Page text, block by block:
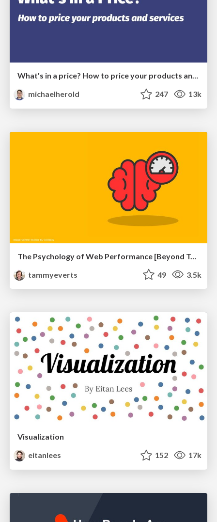
What's in a price? How to price your products and services
michaelherold
247 13k
The Psychology of Web Performance [Beyond Tellerrand 2023]
tammyeverts
49 3.5k
Visualization
eitanlees
152 17k